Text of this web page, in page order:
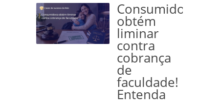
Consumidora
obtém
liminar
contra
cobrança
de
faculdade!
Entenda